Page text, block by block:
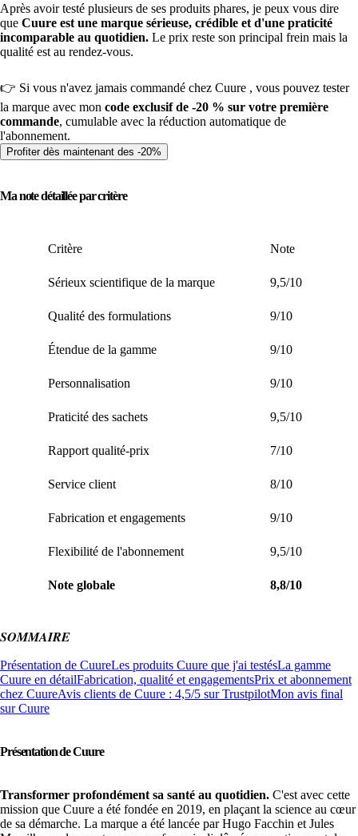
Après avoir testé plusieurs de ses produits phares, je peux vous dire
que Cuure est une marque sérieuse, crédible et d'une praticité
incomparable au quotidien. Le prix reste son principal frein mais la
qualité est au rendez-vous.
👉 Si vous n'avez jamais commandé chez Cuure , vous pouvez tester
la marque avec mon code exclusif de -20 % sur votre première
commande, cumulable avec la réduction automatique de
l'abonnement.
Profiter dès maintenant des -20%
Ma note détaillée par critère
Critère Note
Sérieux scientifique de la marque 9,5/10
Qualité des formulations 9/10
Étendue de la gamme 9/10
Personnalisation 9/10
Praticité des sachets 9,5/10
Rapport qualité-prix 7/10
Service client 8/10
Fabrication et engagements 9/10
Flexibilité de l'abonnement 9,5/10
Note globale 8,8/10
SOMMAIRE
Présentation de CuureLes produits Cuure que j'ai testésLa gamme
Cuure en détailFabrication, qualité et engagementsPrix et abonnement
chez CuureAvis clients de Cuure : 4,5/5 sur TrustpilotMon avis final
sur Cuure
Présentation de Cuure
Transformer profondément sa santé au quotidien. C'est avec cette
mission que Cuure a été fondée en 2019, en plaçant la science au cœur
de sa démarche. La marque a été lancée par Hugo Facchin et Jules